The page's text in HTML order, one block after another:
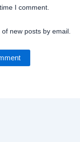
I comment.
of new posts by email.